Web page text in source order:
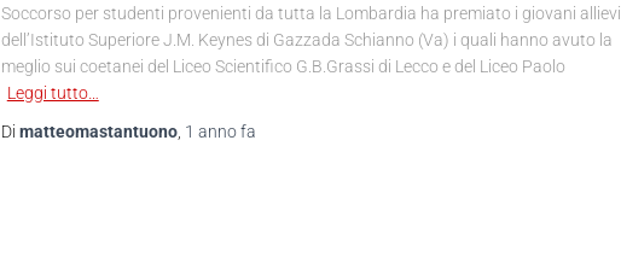
Soccorso per studenti provenienti da tutta la Lombardia ha premiato i giovani allievi
dell’Istituto Superiore J.M. Keynes di Gazzada Schianno (Va) i quali hanno avuto la
meglio sui coetanei del Liceo Scientifico G.B.Grassi di Lecco e del Liceo Paolo
Leggi tutto…
Di matteomastantuono, 1 annofa